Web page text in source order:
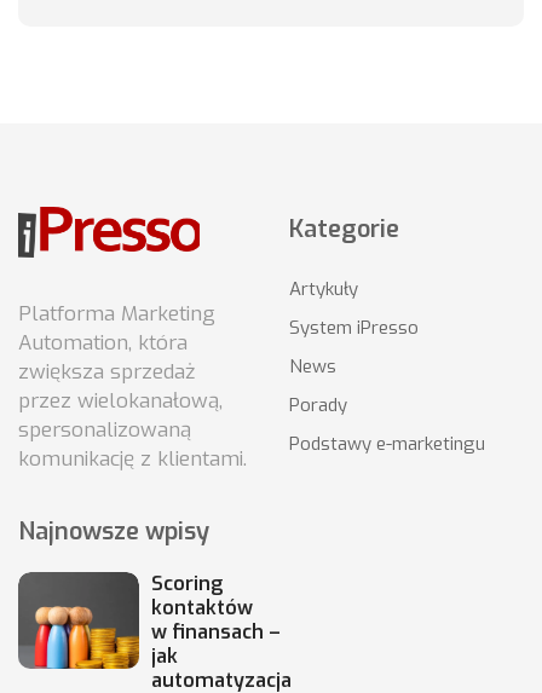
Platforma Marketing
Automation, która
zwiększa sprzedaż
przez wielokanałową,
spersonalizowaną
komunikację z klientami.
Kategorie
Artykuły
System iPresso
News
Porady
Podstawy e-marketingu
Najnowsze wpisy
Scoring
kontaktów
w finansach –
jak
automatyzacja